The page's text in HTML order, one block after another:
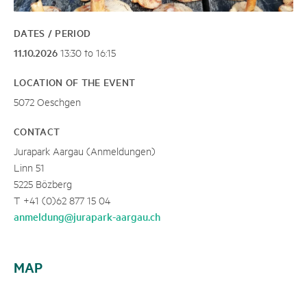
DATES / PERIOD
11.10.2026 13:30 to 16:15
LOCATION OF THE EVENT
5072 Oeschgen
CONTACT
Jurapark Aargau (Anmeldungen)
Linn 51
5225 Bözberg
T +41 (0)62 877 15 04
anmeldung@jurapark-aargau.ch
MAP